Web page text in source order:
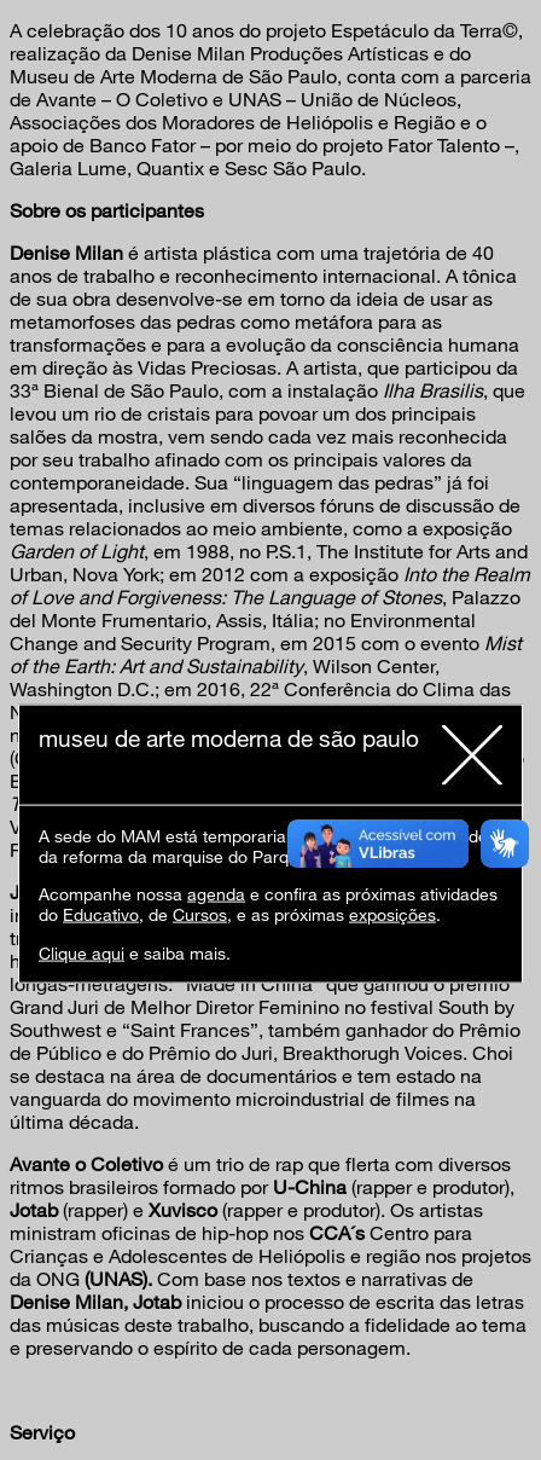
A celebração dos 10 anos do projeto Espetáculo da Terra©,
realização da Denise Milan Produções Artísticas e do
Museu de Arte Moderna de São Paulo, conta com a parceria
de Avante – O Coletivo e UNAS – União de Núcleos,
Associações dos Moradores de Heliópolis e Região e o
apoio de Banco Fator – por meio do projeto Fator Talento –,
Galeria Lume, Quantix e Sesc São Paulo.
Sobre os participantes
Denise Milan é artista plástica com uma trajetória de 40
anos de trabalho e reconhecimento internacional. A tônica
de sua obra desenvolve-se em torno da ideia de usar as
metamorfoses das pedras como metáfora para as
transformações e para a evolução da consciência humana
em direção às Vidas Preciosas. A artista, que participou da
33ª Bienal de São Paulo, com a instalação Ilha Brasilis, que
levou um rio de cristais para povoar um dos principais
salões da mostra, vem sendo cada vez mais reconhecida
por seu trabalho afinado com os principais valores da
contemporaneidade. Sua “linguagem das pedras” já foi
apresentada, inclusive em diversos fóruns de discussão de
temas relacionados ao meio ambiente, como a exposição
Garden of Light, em 1988, no P.S.1, The Institute for Arts and
Urban, Nova York; em 2012 com a exposição Into the Realm
of Love and Forgiveness: The Language of Stones, Palazzo
del Monte Frumentario, Assis, Itália; no Environmental
Change and Security Program, em 2015 com o evento Mist
of the Earth: Art and Sustainability, Wilson Center,
Washington D.C.; em 2016, 22ª Conferência do Clima das
Nações Unidas – COP 22, DO-Fest, Marraquesh; em 2018
no IX Congresso Brasileiro de Unidades de Conservação
(CBUC) – Arte e Natureza, promovido pela Fundação Grupo
Boticário e em 2019 com a exposição
Banquete da
Terra, Glasstress, exposição paralela à Bienal de Artes de
Veneza, curadoria Vik Muniz e Koen Vanmechelen,
Fundação Berengo, Murano.
James Choié um cineasta premiado e experiente na
indústria cinematográfica de Los Angeles. Além de ter
trabalhado com produção e mídia digital, ele já tem um
histórico de trabalhos como produtor independente de dois
longas-metragens: “Made in China” que ganhou o prêmio
Grand Juri de Melhor Diretor Feminino no festival South by
Southwest e “Saint Frances”, também ganhador do Prêmio
de Público e do Prêmio do Juri, Breakthorugh Voices. Choi
se destaca na área de documentários e tem estado na
vanguarda do movimento microindustrial de filmes na
última década.
Avante o Coletivoé um trio de rap que flerta com diversos
ritmos brasileiros formado por U-China (rapper e produtor),
Jotab(rapper) e Xuvisco(rapper e produtor). Os artistas
ministram oficinas de hip-hop nos CCA´sCentro para
Crianças e Adolescentes de Heliópolis e região nos projetos
da ONG (UNAS). Com base nos textos e narrativas de
Denise Milan, Jotab iniciou o processo de escrita das letras
das músicas deste trabalho, buscando a fidelidade ao tema
e preservando o espírito de cada personagem.
Serviço
museu de arte moderna de são paulo
A sede do MAM está temporariamente fechada em virtude
da reforma da marquise do Parque Ibirapuera.
Acompanhe nossa agenda e confira as próximas atividades
do Educativo, de Cursos, e as próximas exposições.
Clique aqui e saiba mais.